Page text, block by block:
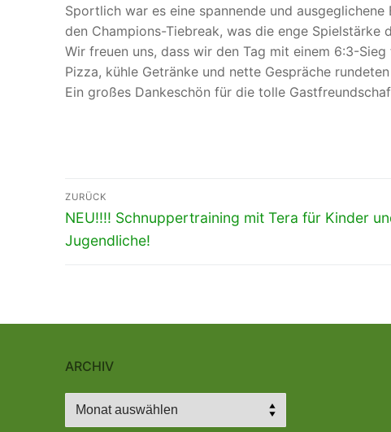
Sportlich war es eine spannende und
den Champions-Tiebreak, was die enge
Wir freuen uns, dass wir den Tag mit einem 6:3-
Pizza, kühle Getränke und nette Gespräche
Ein großes Dankeschön für die tolle
Beitragsnavigation
ZURÜCK
Vorheriger
Beitrag:
NEU!!!! Schnuppertraining mit Tera für Kinder
Jugendliche!
ARCHIV
Archiv